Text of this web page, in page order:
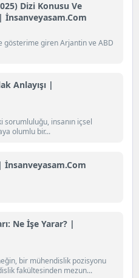
Dizi Konusu Ve
gösterime giren Arjantin ve ABD
Anlayışı |
sorumluluğu, insanın içsel
olumlu bir...
Ne İşe Yarar? |
bir mühendislik pozisyonu
fakültesinden mezun...